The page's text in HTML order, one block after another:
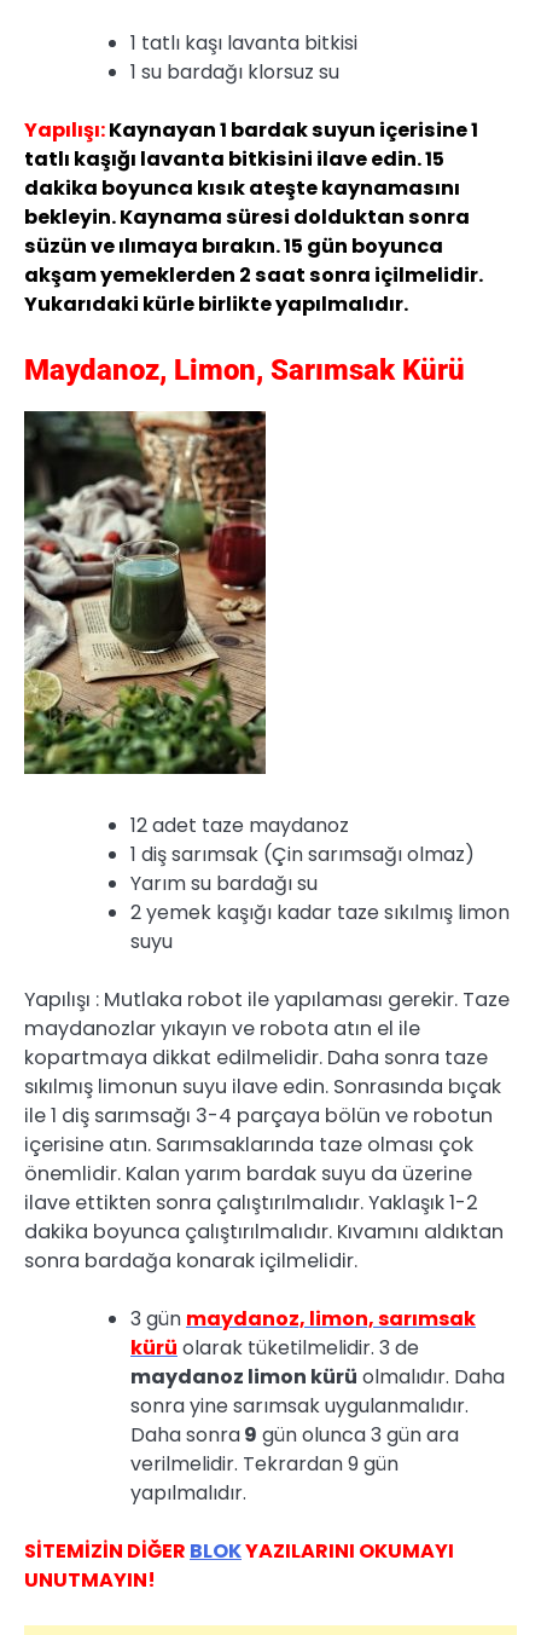
1 tatlı kaşı lavanta bitkisi
1 su bardağı klorsuz su
Yapılışı:Kaynayan 1 bardak suyun içerisine 1
tatlı kaşığı lavanta bitkisini ilave edin. 15
dakika boyunca kısık ateşte kaynamasını
bekleyin. Kaynama süresi dolduktan sonra
süzün ve ılımaya bırakın. 15 gün boyunca
akşam yemeklerden 2 saat sonra içilmelidir.
Yukarıdaki kürle birlikte yapılmalıdır.
Maydanoz, Limon, Sarımsak Kürü
12 adet taze maydanoz
1 diş sarımsak (Çin sarımsağı olmaz)
Yarım su bardağı su
2 yemek kaşığı kadar taze sıkılmış limon
suyu
Yapılışı : Mutlaka robot ile yapılaması gerekir. Taze
maydanozlar yıkayın ve robota atın el ile
kopartmaya dikkat edilmelidir. Daha sonra taze
sıkılmış limonun suyu ilave edin. Sonrasında bıçak
ile 1 diş sarımsağı 3-4 parçaya bölün ve robotun
içerisine atın. Sarımsaklarında taze olması çok
önemlidir. Kalan yarım bardak suyu da üzerine
ilave ettikten sonra çalıştırılmalıdır. Yaklaşık 1-2
dakika boyunca çalıştırılmalıdır. Kıvamını aldıktan
sonra bardağa konarak içilmelidir.
3 gün maydanoz, limon, sarımsak
kürü olarak tüketilmelidir. 3 de
maydanoz limon kürü olmalıdır. Daha
sonra yine sarımsak uygulanmalıdır.
Daha sonra9 gün olunca 3 gün ara
verilmelidir. Tekrardan 9 gün
yapılmalıdır.
SİTEMİZİN DİĞER BLOKYAZILARINI OKUMAYI
UNUTMAYIN!